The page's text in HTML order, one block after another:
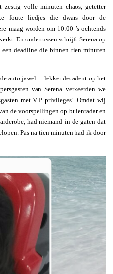
volle minuten chaos, getetter
foute liedjes die dwars door de
maag worden om 10:00 ’s ochtends
En ondertussen schrijft Serena op
deadline die binnen tien minuten
auto jawel… lekker decadent op het
van Serena verkeerden we
met VIP privileges’. Omdat wij
de voorspellingen op buienradar en
had niemand in de gaten dat
Pas na tien minuten had ik door